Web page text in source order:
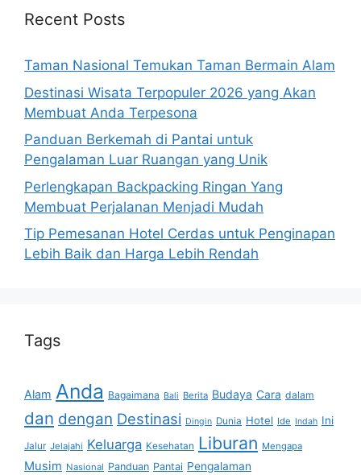
Recent Posts
Taman Nasional Temukan Taman Bermain Alam
Destinasi Wisata Terpopuler 2026 yang Akan
Membuat Anda Terpesona
Panduan Berkemah di Pantai untuk
Pengalaman Luar Ruangan yang Unik
Perlengkapan Backpacking Ringan Yang
Membuat Perjalanan Menjadi Mudah
Tip Pemesanan Hotel Cerdas untuk Penginapan
Lebih Baik dan Harga Lebih Rendah
Tags
Alam Anda Bagaimana Bali Berita Budaya Cara dalam
dan dengan Destinasi Dingin Dunia Hotel Ide Indah Ini
Jalur Jelajahi Keluarga Kesehatan Liburan Mengapa
Musim Nasional Panduan Pantai Pengalaman